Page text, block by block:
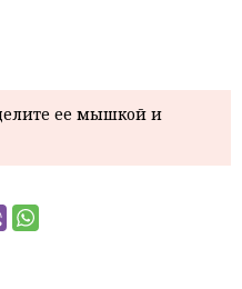
ее мышкой и